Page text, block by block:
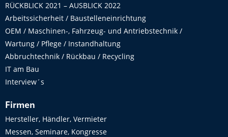
RÜCKBLICK 2021 – AUSBLICK 2022
Arbeitssicherheit / Baustelleneinrichtung
OEM / Maschinen-, Fahrzeug- und Antriebstechnik /
Wartung / Pflege / Instandhaltung
Abbruchtechnik / Rückbau / Recycling
IT am Bau
Interview´s
Firmen
Hersteller, Händler, Vermieter
Messen, Seminare, Kongresse